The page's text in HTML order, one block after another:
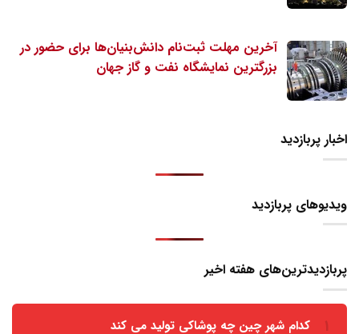
آخرین مهلت ثبت‌نام دانش‌بنیان‌ها برای حضور در
بزرگترین نمایشگاه نفت و گاز جهان
اخبار پربازدید
ویدیوهای پربازدید
پربازدیدترین‌های هفته اخیر